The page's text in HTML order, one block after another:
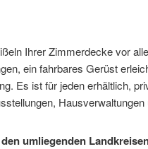
Ihrer Zimmerdecke vor
ein fahrbares Gerüst
Es ist für jeden erhältlich,
Hausverwaltungen
umliegenden